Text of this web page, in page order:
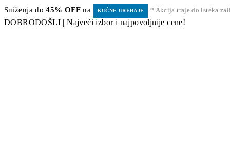
Sniženja do45% OFF na KUĆNE UREĐAJE * Akcija traje do isteka
DOBRODOŠLI | Najveći izbor i najpovoljnije cene!